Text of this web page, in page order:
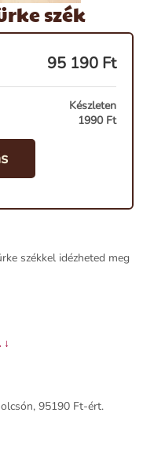
szék
95 190 Ft
Készleten
1990 Ft
székkel idézheted meg
95190 Ft-ért.